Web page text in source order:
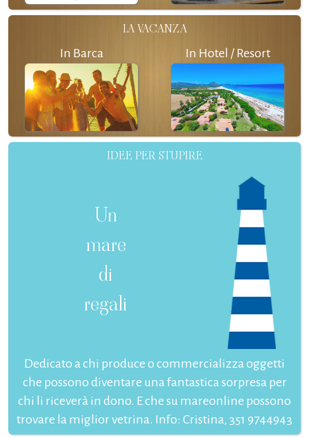
LA VACANZA
In Barca In Hotel / Resort
IDEE PER STUPIRE
Un
mare
di
regali
Dedicato a chi produce o commercializza oggetti
che possono diventare una fantastica sorpresa per
chi li riceverà in dono. E che su mareonline possono
trovare la miglior vetrina. Info: Cristina, 351 9744943